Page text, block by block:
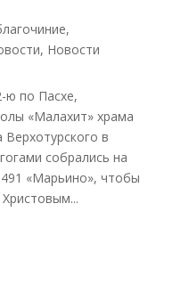
,
, Новости
ю по Пасхе,
«Малахит» храма
в
собрались на
«Марьино», чтобы